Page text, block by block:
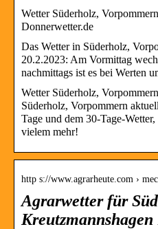
Wetter Süderholz,
Donnerwetter.de
Das Wetter in Süderholz,
20.2.2023: Am Vormittag
nachmittags ist es bei Werten
Wetter Süderholz,
Süderholz, Vorpommern
Tage und dem 30-Tage-
vielem mehr!
http s://www.agrarheute.com ›
Agrarwetter für
Kreutzmannshagen